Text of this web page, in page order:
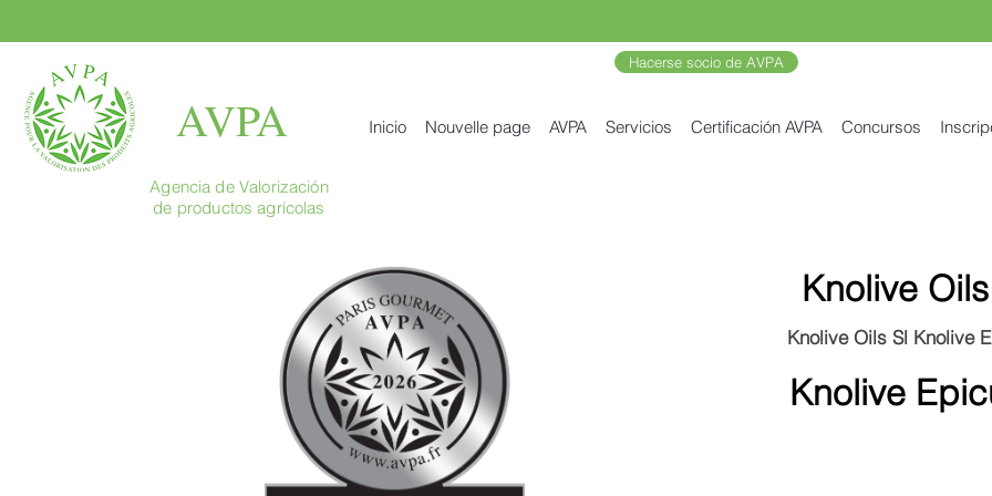
AVPA
Hacerse socio de AVPA
Inicio Nouvelle page AVPA Servicios Certificación AVPA Concursos
Agencia de Valorización
de productos agrícolas
Knolive
Knolive Oils Sl Knolive
Knolive